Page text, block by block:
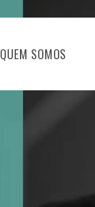
QUEM SOMOS